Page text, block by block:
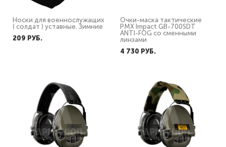
Носки для военнослужащих
( солдат ) уставные. Зимние
209 PУБ.
Очки-маска тактические
PMX Impact GB-700SDT
ANTI-FOG со сменными
линзами
4 730 PУБ.